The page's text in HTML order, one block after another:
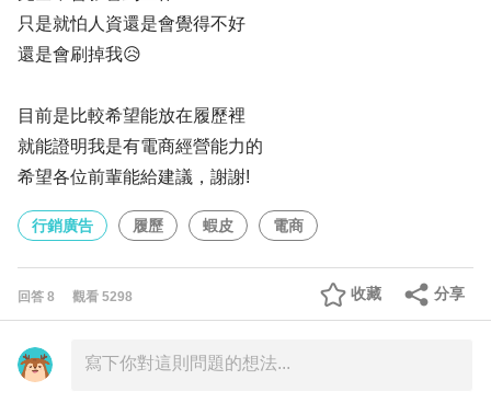
只是就怕人資還是會覺得不好
還是會刷掉我😥
目前是比較希望能放在履歷裡
就能證明我是有電商經營能力的
希望各位前輩能給建議，謝謝!
行銷廣告 履歷 蝦皮 電商
回答 8 觀看 5298 分享
收藏